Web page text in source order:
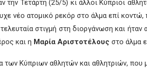
την Τετάρτη (25/5) κι άλλοι Κύπριοι
νέο ατομικό ρεκόρ στο άλμα επί
στιγμή στη διοργάνωση και
και η Μαρία Αριστοτέλους στο άλμα
Κύπριων αθλητών και αθλητριών, που